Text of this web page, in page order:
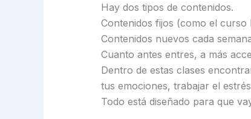
Hay dos tipos de contenidos.
Contenidos fijos (como el curso
Contenidos nuevos cada
Cuanto antes entres, a más
Dentro de estas clases
tus emociones, trabajar el
Todo está diseñado para que